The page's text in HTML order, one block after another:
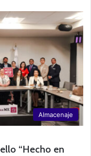
Almacenaje
“Hecho en